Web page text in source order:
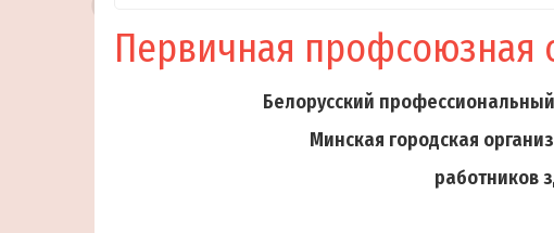
Первичная профсоюзная
Белорусский
Минская городская
работников